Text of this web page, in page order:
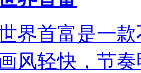
界首富是一
风轻快，节